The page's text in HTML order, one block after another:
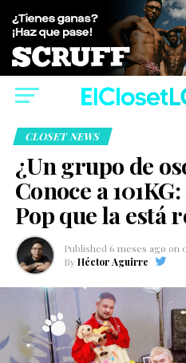
CLOSET NEWS
¿Un grupo de
Conoce a
Pop que la está
Published 6 meses ago on
By Héctor Aguirre